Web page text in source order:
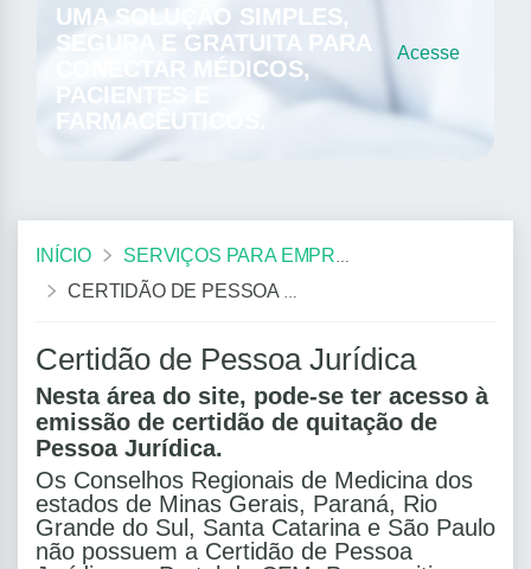
UMA SOLUÇÃO SIMPLES,
SEGURA E GRATUITA PARA
CONECTAR MÉDICOS,
PACIENTES E
FARMACÊUTICOS.
Acesse
INÍCIO
SERVIÇOS PARA EMPRESAS
CERTIDÃO DE PESSOA JURÍDICA
Certidão de Pessoa Jurídica
Nesta área do site, pode-se ter acesso à
emissão de certidão de quitação de
Pessoa Jurídica.
Os Conselhos Regionais de Medicina dos
estados de Minas Gerais, Paraná, Rio
Grande do Sul, Santa Catarina e São Paulo
não possuem a Certidão de Pessoa